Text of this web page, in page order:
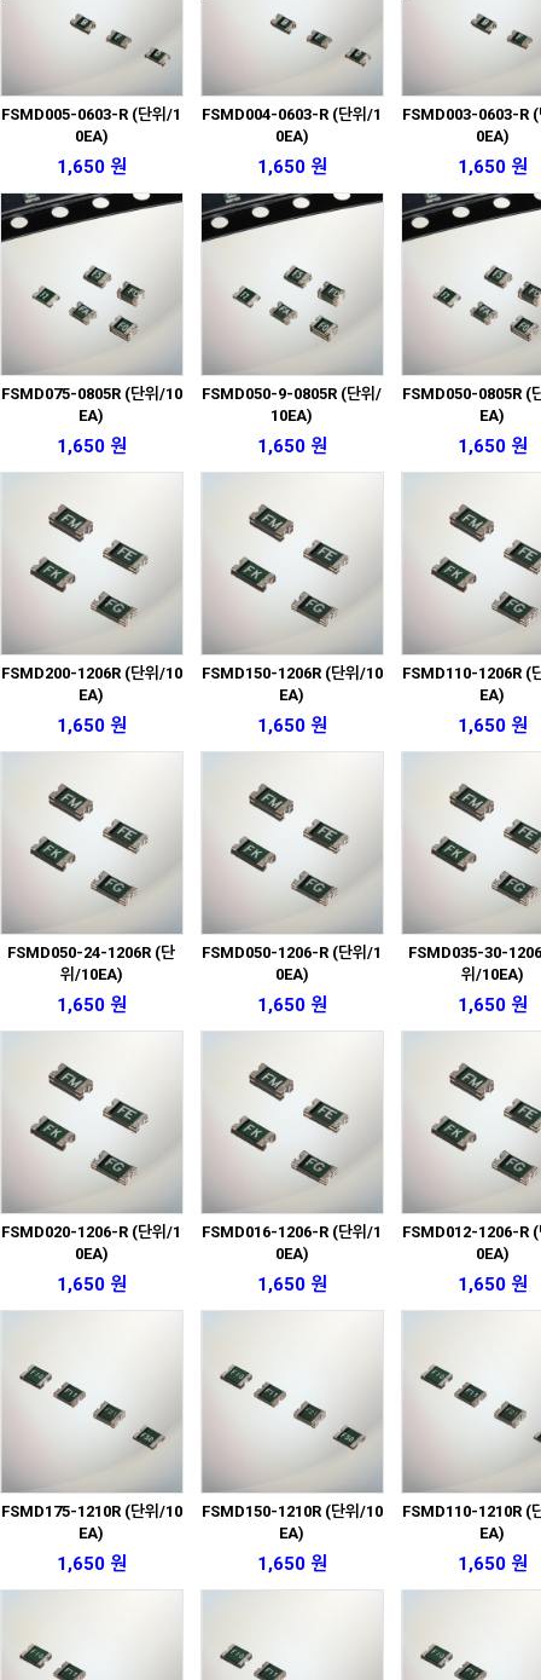
FSMD005-0603-R (단위/1
0EA)
1,650 원
FSMD004-0603-R (단위/1
0EA)
1,650 원
FSMD003-0603-R
0EA)
1,650 원
FSMD075-0805R (단위/10
EA)
1,650 원
FSMD050-9-0805R (단위/
10EA)
1,650 원
FSMD050-0805R (
EA)
1,650 원
FSMD200-1206R (단위/10
EA)
1,650 원
FSMD150-1206R (단위/10
EA)
1,650 원
FSMD110-1206R (
EA)
1,650 원
FSMD050-24-1206R (단
위/10EA)
1,650 원
FSMD050-1206-R (단위/1
0EA)
1,650 원
FSMD035-30-
위/10EA)
1,650 원
FSMD020-1206-R (단위/1
0EA)
1,650 원
FSMD016-1206-R (단위/1
0EA)
1,650 원
FSMD012-1206-R
0EA)
1,650 원
FSMD175-1210R (단위/10
EA)
1,650 원
FSMD150-1210R (단위/10
EA)
1,650 원
FSMD110-1210R (
EA)
1,650 원